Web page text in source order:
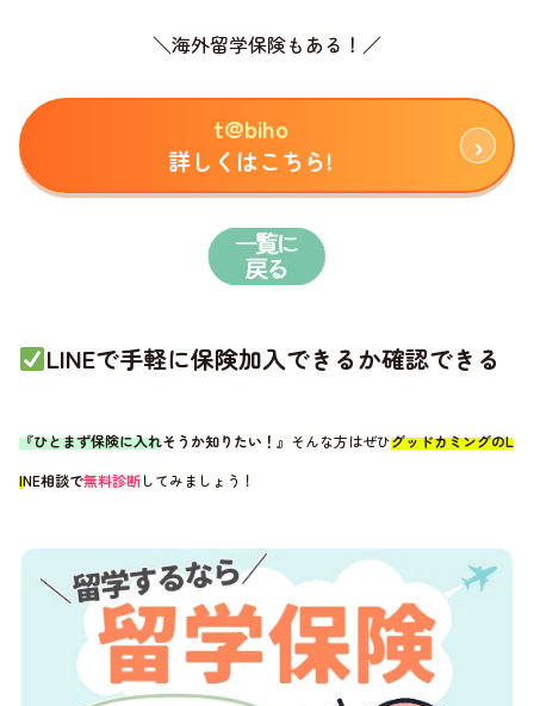
＼海外留学保険もある！／
t@biho
詳しくはこちら!
LINEで手軽に保険加入できるか確認できる
『ひとまず保険に入れそうか知りたい！』 そんな方はぜひグッドカミングのL
INE相談で無料診断してみましょう！